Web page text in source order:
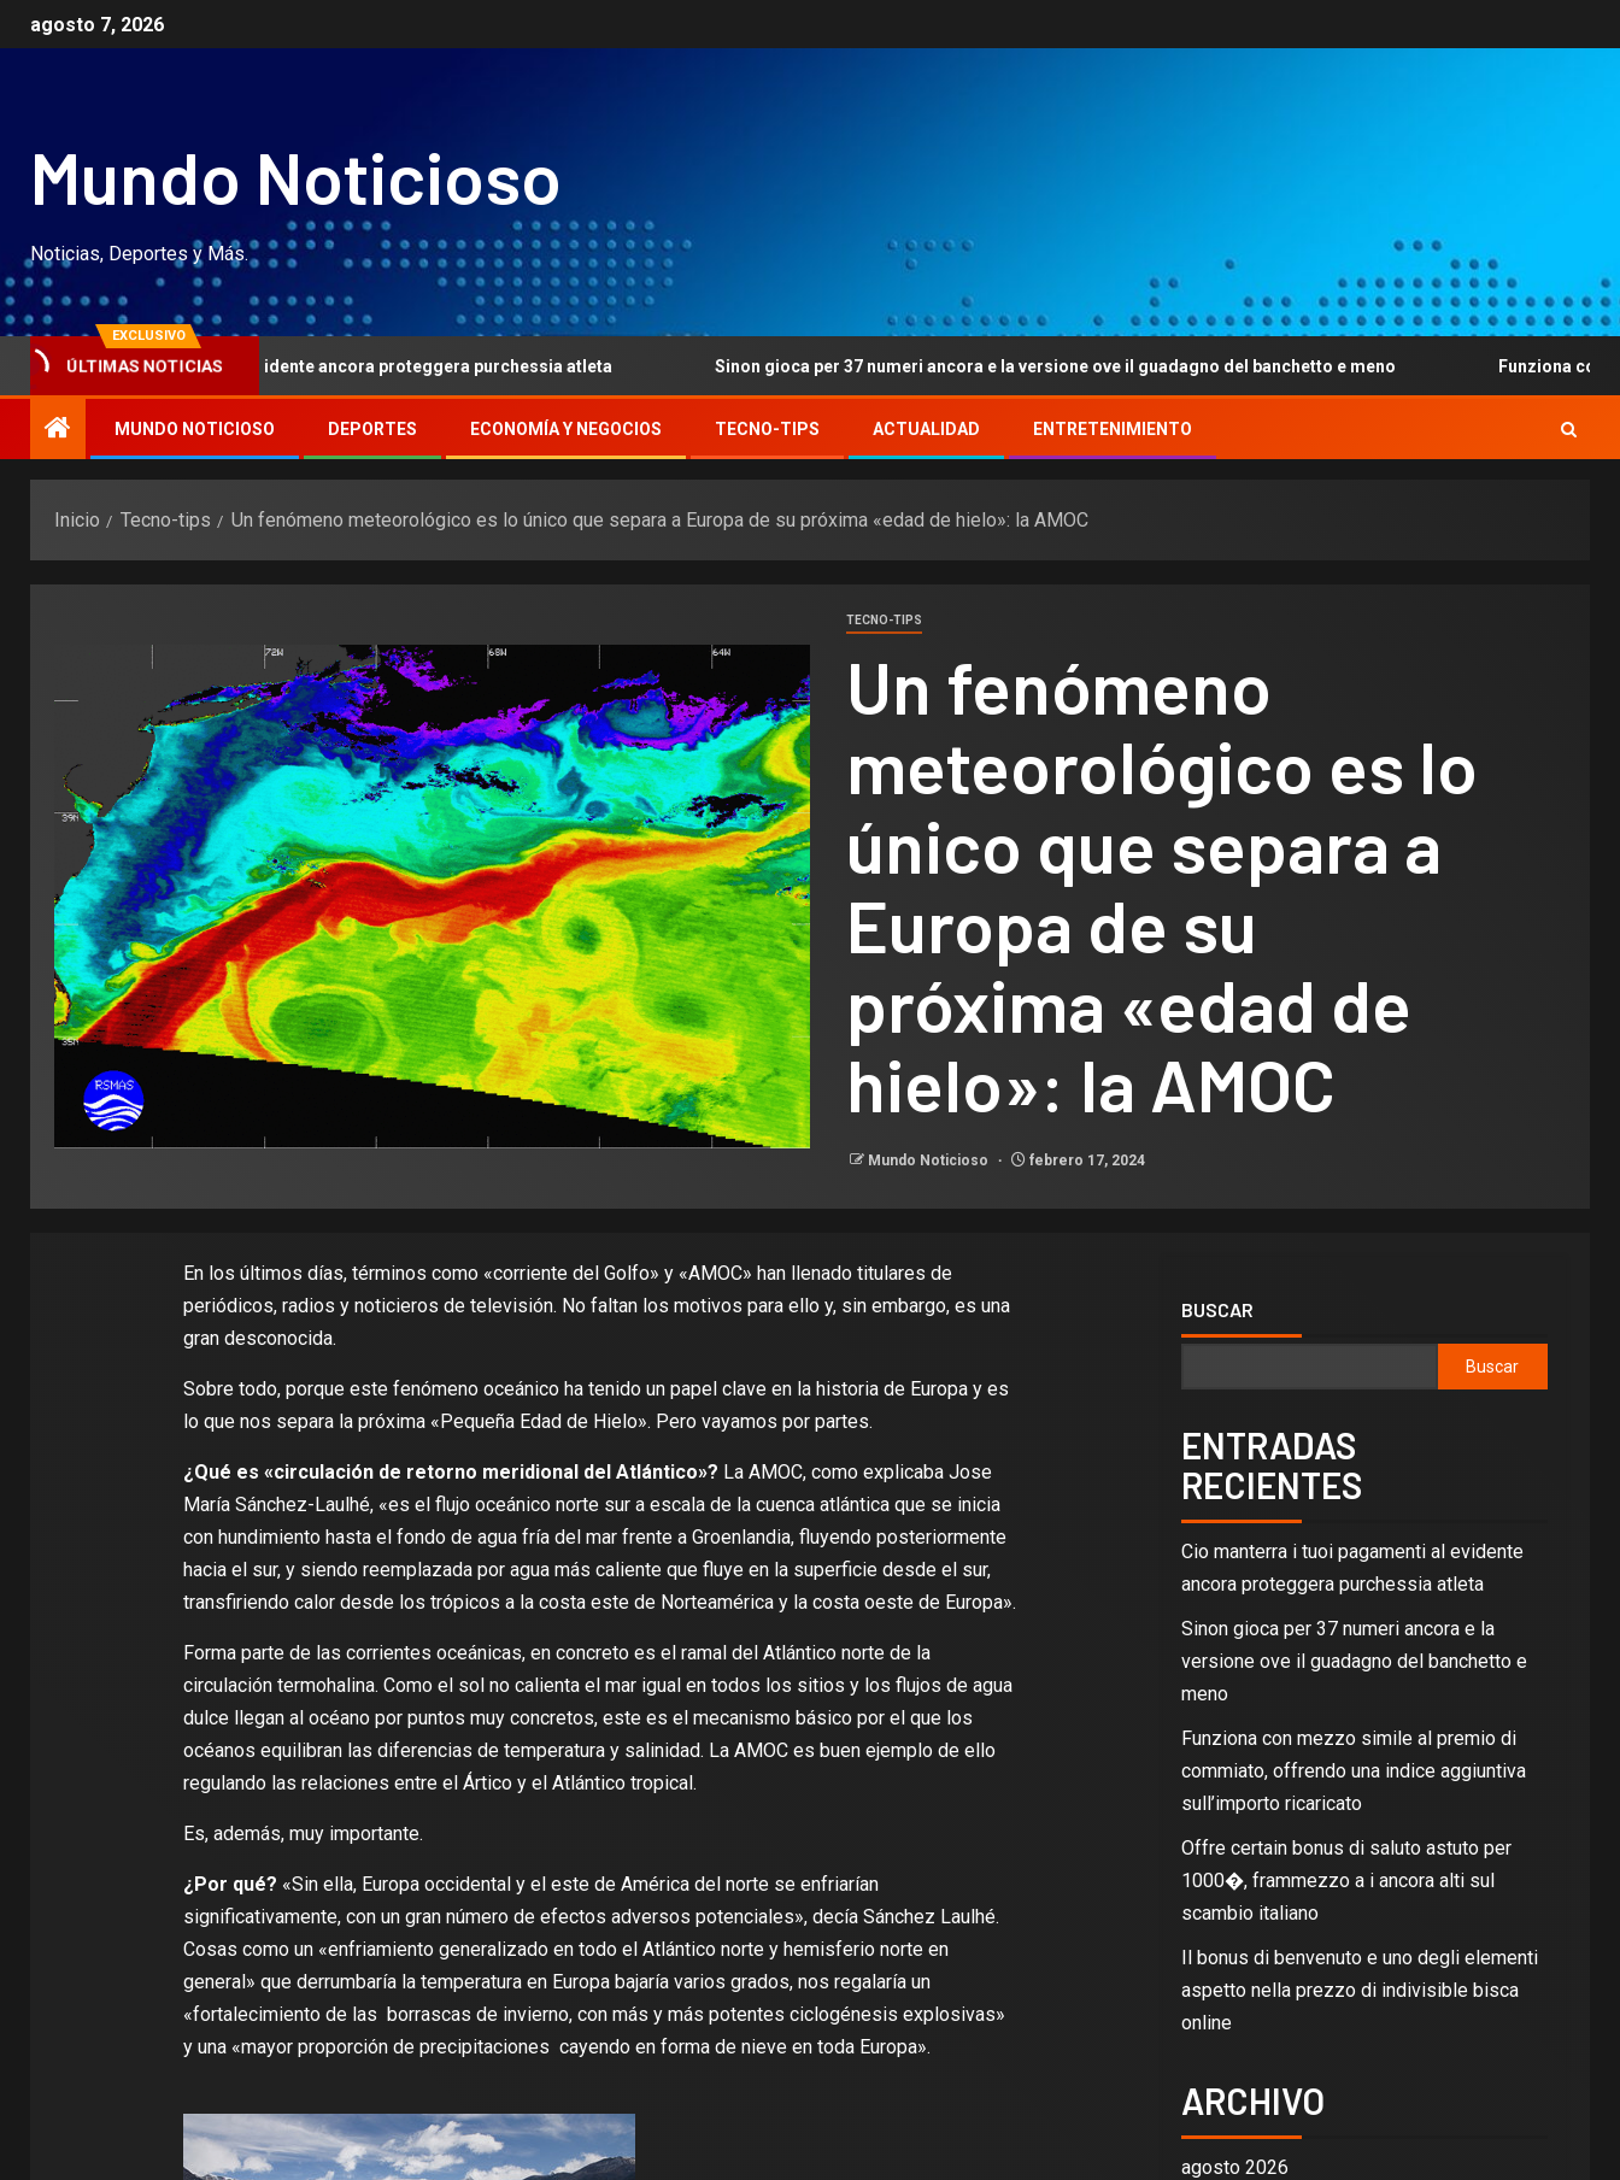
agosto 7, 2026
Mundo Noticioso
Noticias, Deportes y Más.
EXCLUSIVO
ÚLTIMAS NOTICIAS
tuoi pagamenti al evidente ancora proteggera purchessia atleta Sinon gioca per 37 numeri ancora e la versione ove il guadagno del banchetto e meno Funziona con mezzo
MUNDO NOTICIOSO DEPORTES ECONOMÍA Y NEGOCIOS TECNO-TIPS ACTUALIDAD ENTRETENIMIENTO
Inicio Tecno-tips Un fenómeno meteorológico es lo único que separa a Europa de su próxima «edad de hielo»: la AMOC
TECNO-TIPS
Un fenómeno
meteorológico es lo
único que separa a
Europa de su
próxima «edad de
hielo»: la AMOC
Mundo Noticioso febrero 17, 2024
En los últimos días, términos como «corriente del Golfo» y «AMOC» han llenado titulares de
periódicos, radios y noticieros de televisión. No faltan los motivos para elloy, sin embargo, es una
gran desconocida.
Sobre todo, porque este fenómeno oceánico ha tenido un papel clave en la historia de Europa y es
lo que nos separa la próxima «Pequeña Edad de Hielo». Pero vayamos por partes.
¿Qué es «circulación de retorno meridional del Atlántico»? La AMOC, como explicaba Jose
María Sánchez-Laulhé, «es el flujo oceánico norte sur a escala de la cuenca atlántica que se inicia
con hundimiento hasta el fondo de agua fría del mar frente a Groenlandia, fluyendo posteriormente
hacia el sur, y siendo reemplazada por agua más caliente que fluye en la superficie desde el sur,
transfiriendo calor desde los trópicos a la costa este de Norteamérica y la costa oeste de Europa».
Forma parte de las corrientes oceánicas, en concreto es el ramal del Atlántico norte de la
circulación termohalina. Como el sol no calienta el mar igual en todos los sitios y los flujos de agua
dulce llegan al océano por puntos muy concretos, este es el mecanismo básico por el que los
océanos equilibran las diferencias de temperatura y salinidad. La AMOC es buen ejemplo de ello
regulando las relaciones entre el Ártico y el Atlántico tropical.
Es, además, muy importante.
¿Por qué? «Sin ella, Europa occidental y el este de América del norte se enfriarían
significativamente, con un gran número de efectos adversos potenciales», decía Sánchez Laulhé.
Cosas como un «enfriamiento generalizado en todo el Atlántico norte y hemisferio norte en
general» que derrumbaría la temperatura en Europa bajaría varios grados, nos regalaría un
«fortalecimiento de las borrascas de invierno, con más y más potentes ciclogénesis explosivas»
y una «mayor proporción de precipitaciones cayendo en forma de nieve en toda Europa».
BUSCAR
Buscar
ENTRADAS
RECIENTES
Cio manterra i tuoi pagamenti al evidente
ancora proteggera purchessia atleta
Sinon gioca per 37 numeri ancora e la
versione ove il guadagno del banchetto e
meno
Funziona con mezzo simile al premio di
commiato, offrendo una indice aggiuntiva
sull’importo ricaricato
Offre certain bonus di saluto astuto per
1000�, frammezzo a i ancora alti sul
scambio italiano
Il bonus di benvenuto e uno degli elementi
aspetto nella prezzo di indivisible bisca
online
ARCHIVO
agosto 2026